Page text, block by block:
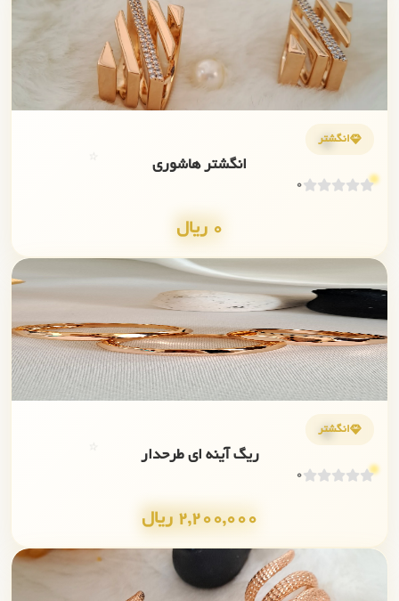
انگشتر
انگشتر هاشوری
0
0 ریال
💎
انگشتر
ریگ آینه ای طرحدار
0
2,200,000 ریال
✨
💎